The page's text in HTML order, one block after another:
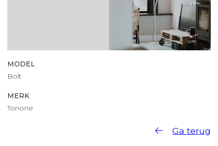
MODEL
Bolt
MERK
Tonone
Ga terug